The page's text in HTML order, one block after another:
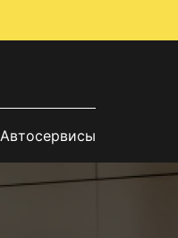
Автосервисы